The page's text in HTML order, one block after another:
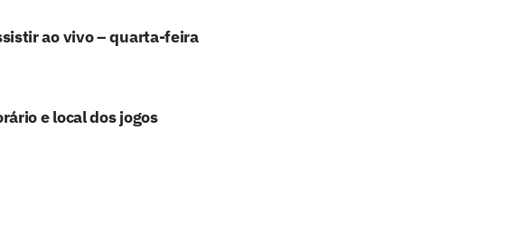
ao vivo – quarta-feira
e local dos jogos